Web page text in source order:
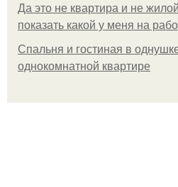
Да это не квартира и не
показать какой у меня на
Спальня и гостиная в
однокомнатной квартире